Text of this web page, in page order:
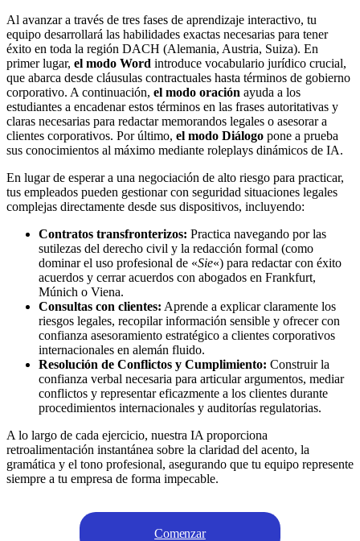
Al avanzar a través de tres fases de aprendizaje interactivo, tu
equipo desarrollará las habilidades exactas necesarias para tener
éxito en toda la región DACH (Alemania, Austria, Suiza). En
primer lugar, el modo Word introduce vocabulario jurídico crucial,
que abarca desde cláusulas contractuales hasta términos de gobierno
corporativo. A continuación, el modo oración ayuda a los
estudiantes a encadenar estos términos en las frases autoritativas y
claras necesarias para redactar memorandos legales o asesorar a
clientes corporativos. Por último, el modo Diálogo pone a prueba
sus conocimientos al máximo mediante roleplays dinámicos de IA.
En lugar de esperar a una negociación de alto riesgo para practicar,
tus empleados pueden gestionar con seguridad situaciones legales
complejas directamente desde sus dispositivos, incluyendo:
Contratos transfronterizos: Practica navegando por las
sutilezas del derecho civil y la redacción formal (como
dominar el uso profesional de «Sie«) para redactar con éxito
acuerdos y cerrar acuerdos con abogados en Frankfurt,
Múnich o Viena.
Consultas con clientes: Aprende a explicar claramente los
riesgos legales, recopilar información sensible y ofrecer con
confianza asesoramiento estratégico a clientes corporativos
internacionales en alemán fluido.
Resolución de Conflictos y Cumplimiento: Construir la
confianza verbal necesaria para articular argumentos, mediar
conflictos y representar eficazmente a los clientes durante
procedimientos internacionales y auditorías regulatorias.
A lo largo de cada ejercicio, nuestra IA proporciona
retroalimentación instantánea sobre la claridad del acento, la
gramática y el tono profesional, asegurando que tu equipo represente
siempre a tu empresa de forma impecable.
Comenzar